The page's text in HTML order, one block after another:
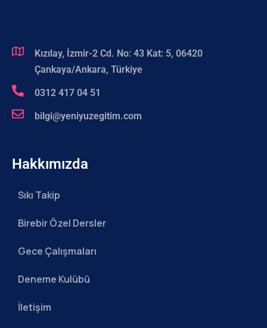
Kızılay, İzmir-2 Cd. No: 43 Kat: 5, 06420
Çankaya/Ankara, Türkiye
0312 417 04 51
bilgi@yeniyuzegitim.com
Hakkımızda
Sıkı Takip
Birebir Özel Dersler
Gece Çalışmaları
Deneme Kulübü
İletişim